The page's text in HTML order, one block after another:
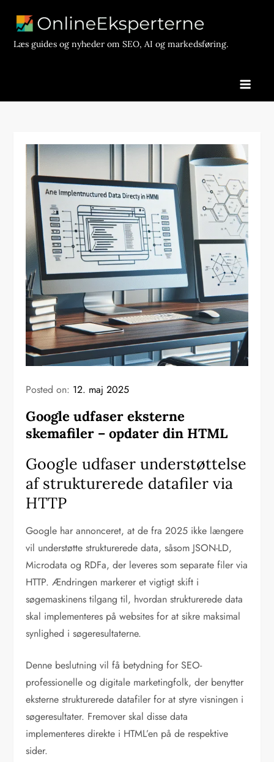
contentLæs guides og nyheder om SEO, AI og markedsføring.
Posted on: 12. maj 2025
Google udfaser eksterne
skemafiler – opdater din HTML
Google udfaser understøttelse
af strukturerede datafiler via
HTTP
Google har annonceret, at de fra 2025 ikke længere
vil understøtte strukturerede data, såsom JSON-LD,
Microdata og RDFa, der leveres som separate filer via
HTTP. Ændringen markerer et vigtigt skift i
søgemaskinens tilgang til, hvordan strukturerede data
skal implementeres på websites for at sikre maksimal
synlighed i søgeresultaterne.
Denne beslutning vil få betydning for SEO-
professionelle og digitale marketingfolk, der benytter
eksterne strukturerede datafiler for at styre visningen i
søgeresultater. Fremover skal disse data
implementeres direkte i HTML’en på de respektive
sider.